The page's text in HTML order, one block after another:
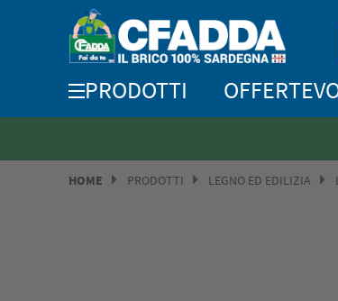
PRODOTTI OFFERTE
HOME PRODOTTI LEGNO ED EDILIZIA